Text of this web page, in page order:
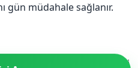
gün müdahale sağlanır.
ve ses problemleri